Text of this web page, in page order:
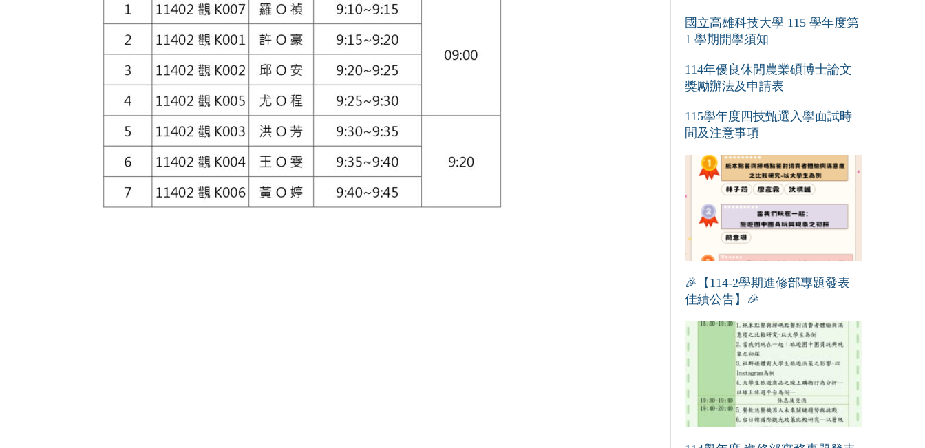
國立高雄科技大學 115 學年度第
1 學期開學須知
114年優良休閒農業碩博士論文
獎勵辦法及申請表
115學年度四技甄選入學面試時
間及注意事項
🎉【114-2學期進修部專題發表
佳績公告】🎉